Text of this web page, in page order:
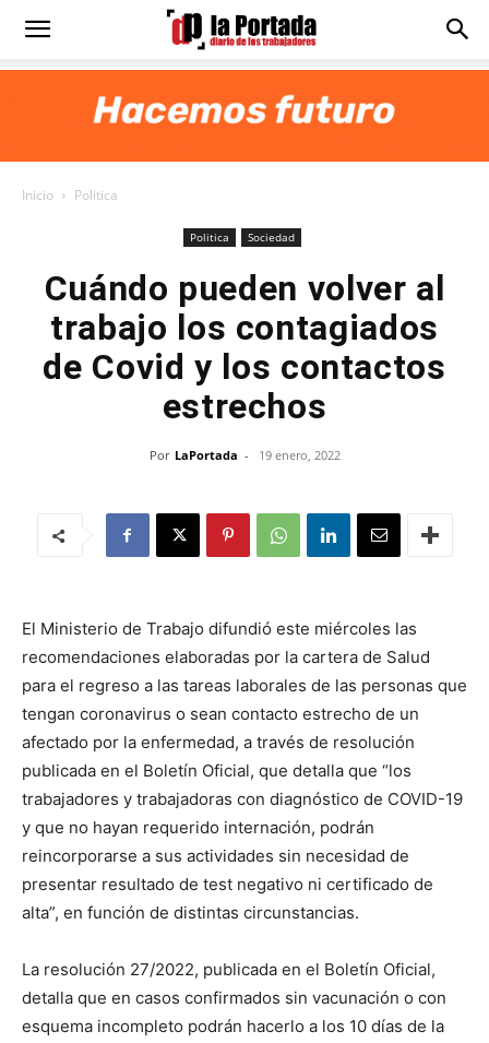
Diario
Inicio Politica
Politica Sociedad
Cuándo pueden volver al
trabajo los contagiados
de Covid y los contactos
estrechos
Por LaPortada - 19 enero, 2022
El Ministerio de Trabajo difundió este miércoles las
recomendaciones elaboradas por la cartera de Salud
para el regreso a las tareas laborales de las personas que
tengan coronavirus o sean contacto estrecho de un
afectado por la enfermedad, a través de resolución
publicada en el Boletín Oficial, que detalla que “los
trabajadores y trabajadoras con diagnóstico de COVID-19
y que no hayan requerido internación, podrán
reincorporarse a sus actividades sin necesidad de
presentar resultado de test negativo ni certificado de
alta”, en función de distintas circunstancias.
La resolución 27/2022, publicada en el Boletín Oficial,
detalla que en casos confirmados sin vacunación o con
esquema incompleto podrán hacerlo a los 10 días de la